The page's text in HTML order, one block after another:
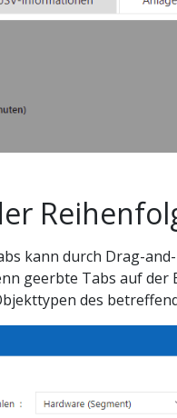
kann durch Drag-
geerbte Tabs auf
des